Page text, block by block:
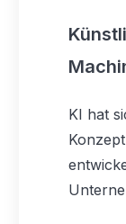
KI hat